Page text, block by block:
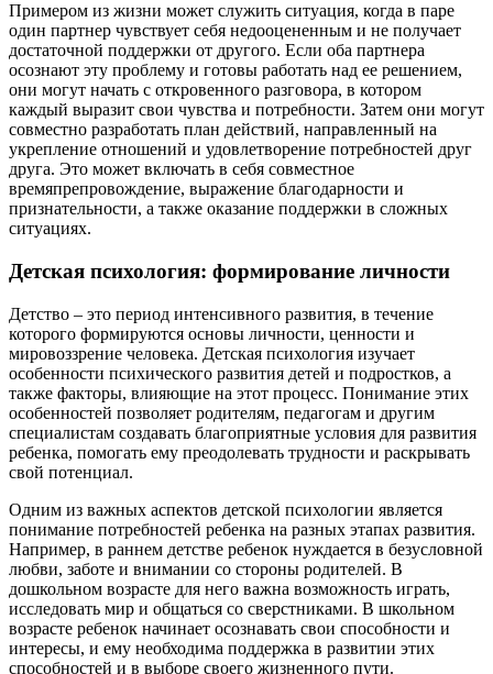
Примером из жизни может служить ситуация, когда в паре
один партнер чувствует себя недооцененным и не получает
достаточной поддержки от другого. Если оба партнера
осознают эту проблему и готовы работать над ее решением,
они могут начать с откровенного разговора, в котором
каждый выразит свои чувства и потребности. Затем они могут
совместно разработать план действий, направленный на
укрепление отношений и удовлетворение потребностей друг
друга. Это может включать в себя совместное
времяпрепровождение, выражение благодарности и
признательности, а также оказание поддержки в сложных
ситуациях.
Детская психология: формирование личности
Детство – это период интенсивного развития, в течение
которого формируются основы личности, ценности и
мировоззрение человека. Детская психология изучает
особенности психического развития детей и подростков, а
также факторы, влияющие на этот процесс. Понимание этих
особенностей позволяет родителям, педагогам и другим
специалистам создавать благоприятные условия для развития
ребенка, помогать ему преодолевать трудности и раскрывать
свой потенциал.
Одним из важных аспектов детской психологии является
понимание потребностей ребенка на разных этапах развития.
Например, в раннем детстве ребенок нуждается в безусловной
любви, заботе и внимании со стороны родителей. В
дошкольном возрасте для него важна возможность играть,
исследовать мир и общаться со сверстниками. В школьном
возрасте ребенок начинает осознавать свои способности и
интересы, и ему необходима поддержка в развитии этих
способностей и в выборе своего жизненного пути.